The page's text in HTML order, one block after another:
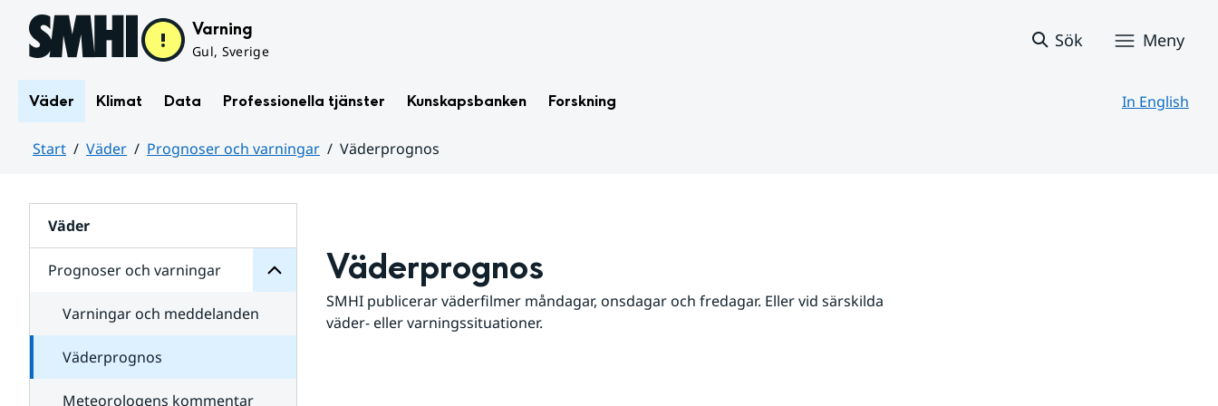
Hoppa till sidans innehåll Varning
Gul, Sverige
Sök Meny
Väder Klimat Data Professionella tjänster Kunskapsbanken Forskning In English
Start Väder Prognoser och varningar
Väderprognos
Väder
Prognoser och varningar
för
varningar
Varningar och meddelanden
Väderprognos
Meteorologens kommentar
Väderprognos
SMHI publicerar väderfilmer måndagar, onsdagar och fredagar. Eller vid särskilda
väder- eller varningssituationer.